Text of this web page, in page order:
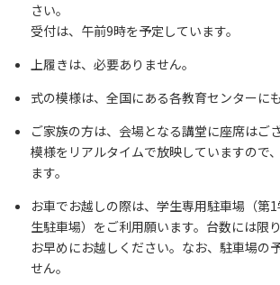
さい。
受付は、午前9時を予定しています。
上履きは、必要ありません。
式の模様は、全国にある各教育センターに
ご家族の方は、会場となる講堂に座席はご
模様をリアルタイムで放映していますので
ます。
お車でお越しの際は、学生専用駐車場（第
生駐車場）をご利用願います。台数には限
お早めにお越しください。なお、駐車場の
せん。